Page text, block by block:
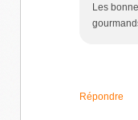
Les
Répondre